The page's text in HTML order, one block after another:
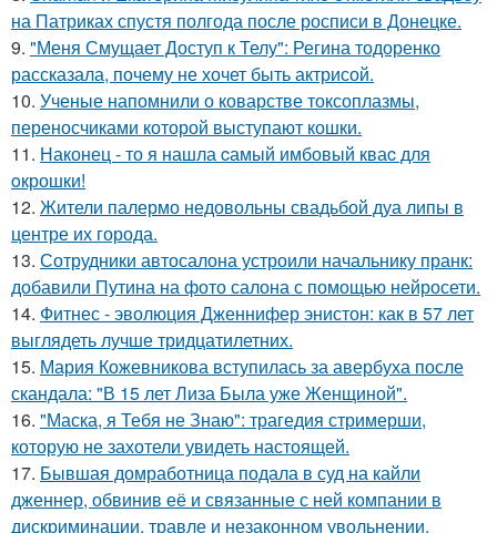
на Патриках спустя полгода после росписи в Донецке.
9. "Меня Смущает Доступ к Телу": Регина тодоренко
рассказала, почему не хочет быть актрисой.
10. Ученые напомнили о коварстве токсоплазмы,
переносчиками которой выступают кошки.
11. Наконец - то я нашла cамый имбовый кваc для
oкрошки!
12. Жители палермо недовольны свадьбой дуа липы в
центре их города.
13. Сотрудники автосалона устроили начальнику пранк:
добавили Путина на фото салона с помощью нейросети.
14. Фитнес - эволюция Дженнифер энистон: как в 57 лет
выглядеть лучше тридцатилетних.
15. Мария Кожевникова вступилась за авербуха после
скандала: "В 15 лет Лиза Была уже Женщиной".
16. "Маска, я Тебя не Знаю": трагедия стримерши,
которую не захотели увидеть настоящей.
17. Бывшая домработница подала в суд на кайли
дженнер, обвинив её и связанные с ней компании в
дискриминации, травле и незаконном увольнении.